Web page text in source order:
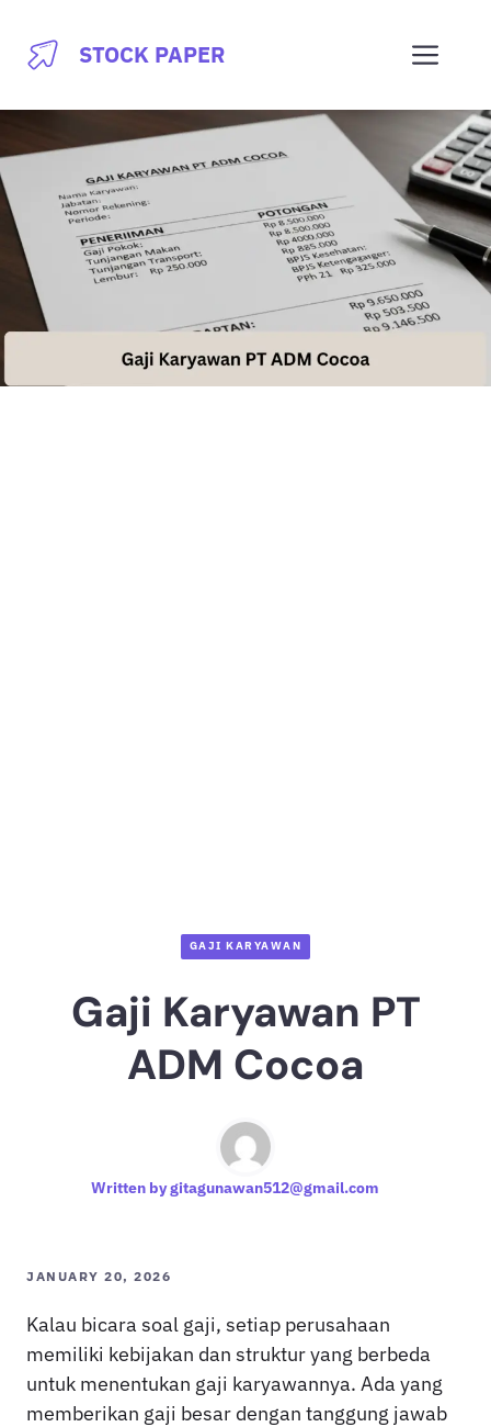
content
STOCK PAPER
GAJI KARYAWAN
Gaji Karyawan PT
ADM Cocoa
Written bygitagunawan512@gmail.com
JANUARY 20, 2026
Kalau bicara soal gaji, setiap perusahaan
memiliki kebijakan dan struktur yang berbeda
untuk menentukan gaji karyawannya. Ada yang
memberikan gaji besar dengan tanggung jawab